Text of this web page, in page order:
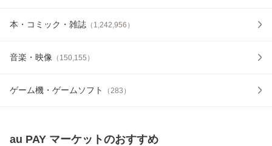
本・コミック・雑誌 （ 1,242,956 ）
音楽・映像 （ 150,155 ）
ゲーム機・ゲームソフト （283 ）
au PAY マーケットのおすすめ